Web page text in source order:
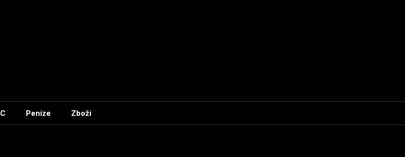
Peníze Zboží